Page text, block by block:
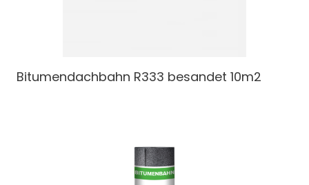
Bitumendachbahn R333 besandet 10m2